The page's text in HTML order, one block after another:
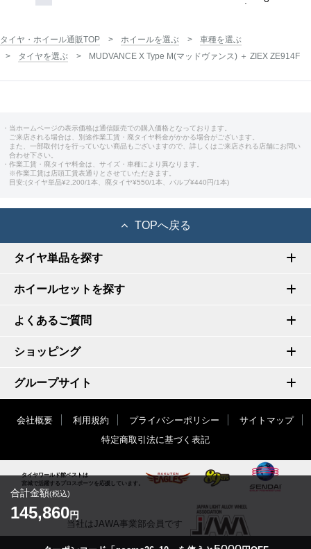
合計金額(税込)
145,860円
タイヤ・ホイール通販TOP ホイールを選ぶ
車種を選ぶ
タイヤを選ぶ
MUDVANCE X Type M(マッドヴァンス) ＋ ZIEX ZE914F
・当ホームページの表示価格は通信販売での購入価格となっております。
ご来店される場合は、別途作業工賃・廃タイヤ料金がかかる場合がございます。
また、一部取付けを行っていない商品もございますので、詳しくはご来店される店舗にお問い
合わせ下さい。
・作業工賃・廃タイヤ料金は、サイズ・車種により異なります。
※作業工賃は店頭工賃表通りとさせていただきます。
目安:(タイヤ単品¥2,200/1本、廃タイヤ¥550/1本、バルブ¥440円/1本)
TOPへ戻る
タイヤ単品を探す
ホイールセットを探す
よくあるご質問
ショッピング
グループサイト
会社概要 利用規約 プライバシーポリシー
サイトマップ
特定商取引法に基づく表記
タイヤワールド館ベストは
宮城で活躍するプロスポーツを応援しています。
当社はJAWA事業部会員です